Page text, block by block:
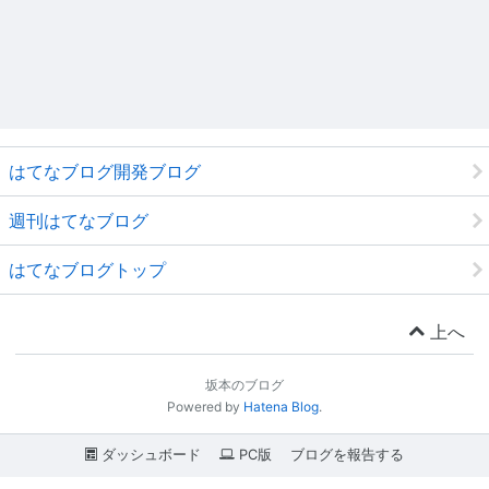
はてなブログ開発ブログ
週刊はてなブログ
はてなブログトップ
上へ
坂本のブログ
Powered by Hatena Blog.
ダッシュボード PC版 ブログを報告する